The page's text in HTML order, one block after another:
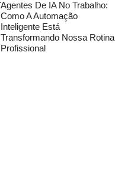
Agentes De IA No Trabalho:
Como A Automação
Inteligente Está
Transformando Nossa Rotina
Profissional